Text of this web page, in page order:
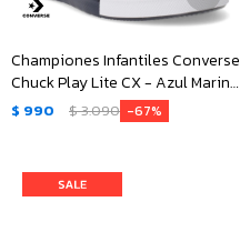
Championes Infantiles Converse
Chuck Play Lite CX - Azul Marino
- Blanco
$ 990 $3.090 67